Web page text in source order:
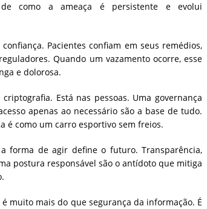
como a ameaça é persistente e evolui
Pacientes confiam em seus remédios,
Quando um vazamento ocorre, esse
e dolorosa.
Está nas pessoas. Uma governança
apenas ao necessário são a base de tudo.
é como um carro esportivo sem freios.
forma de agir define o futuro. Transparência,
postura responsável são o antídoto que mitiga
muito mais do que segurança da informação. É